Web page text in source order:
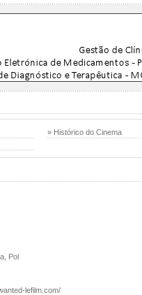
» Histórico do Cinema
Pol
lefilm.com/